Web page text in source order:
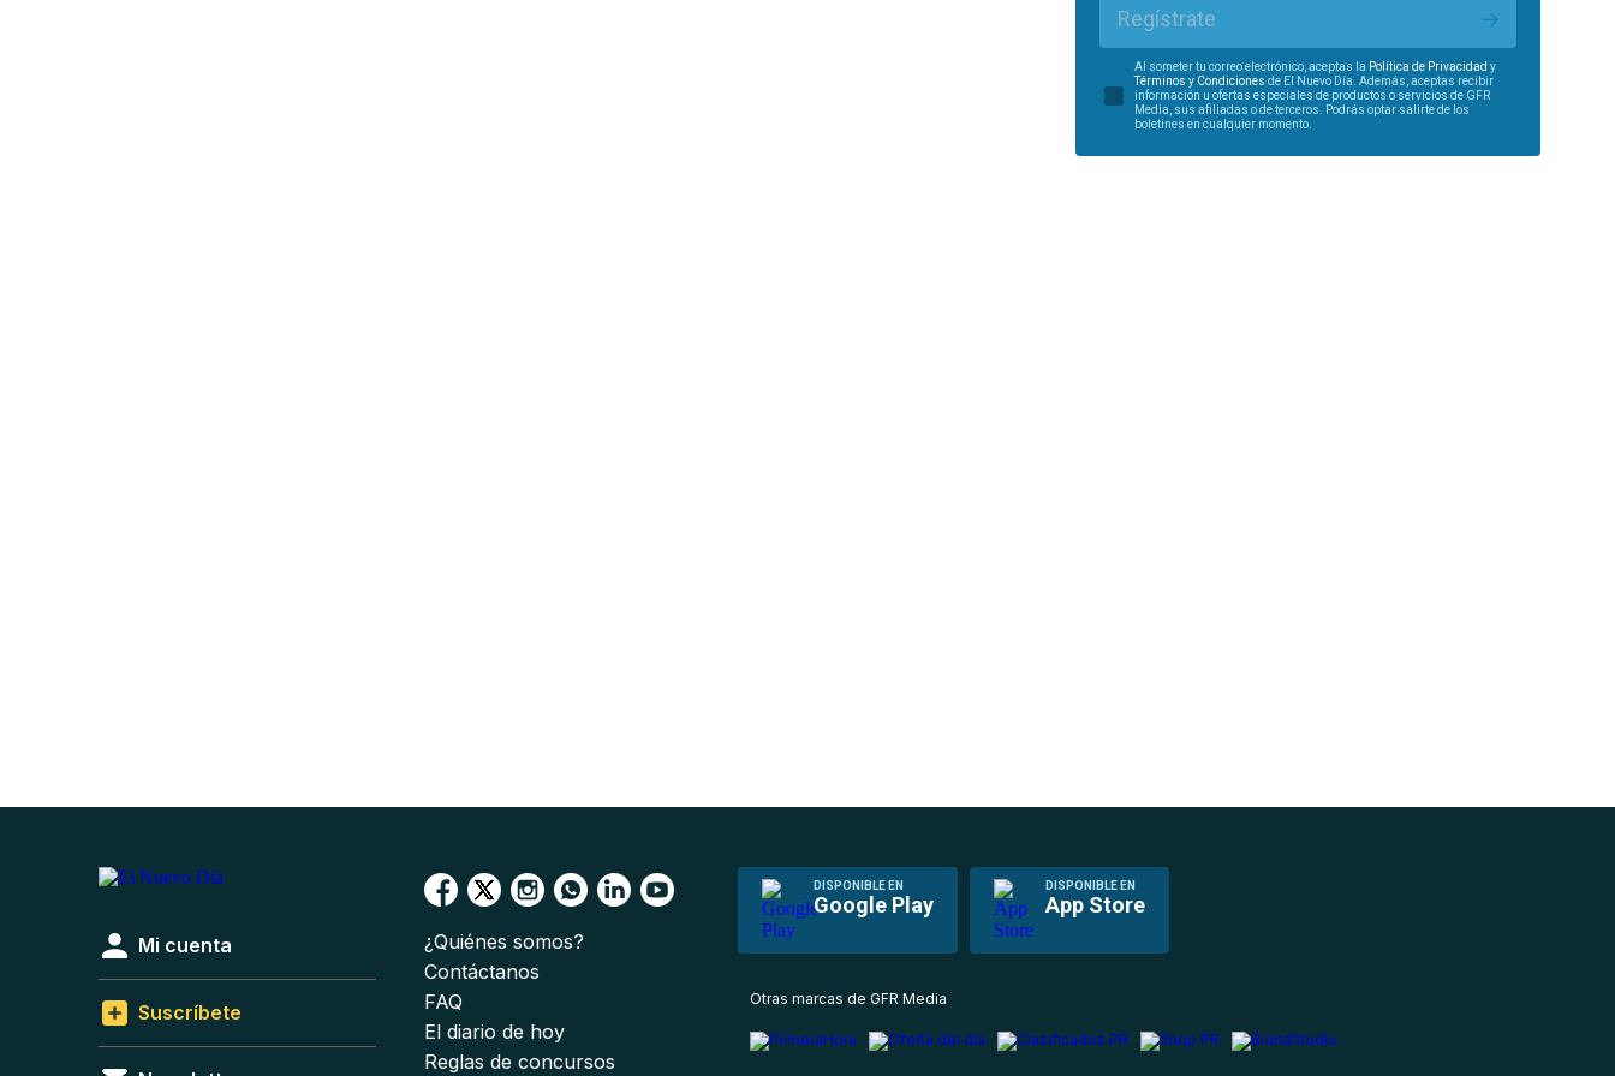
Regístrate
Al someter tu correo electrónico, aceptas la Política de Privacidad y
Términos y Condiciones de El Nuevo Día. Además, aceptas recibir
información u ofertas especiales de productos o servicios de GFR
Media, sus afiliadas o de terceros. Podrás optar salirte de los
boletines en cualquier momento.
DISPONIBLE EN
Google Play
DISPONIBLE EN
App Store
Mi cuenta
Suscríbete
¿Quiénes somos?
Contáctanos
FAQ
El diario de hoy
Reglas de concursos
Otras marcas de GFR Media